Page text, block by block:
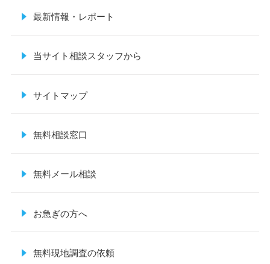
最新情報・レポート
当サイト相談スタッフから
サイトマップ
無料相談窓口
無料メール相談
お急ぎの方へ
無料現地調査の依頼